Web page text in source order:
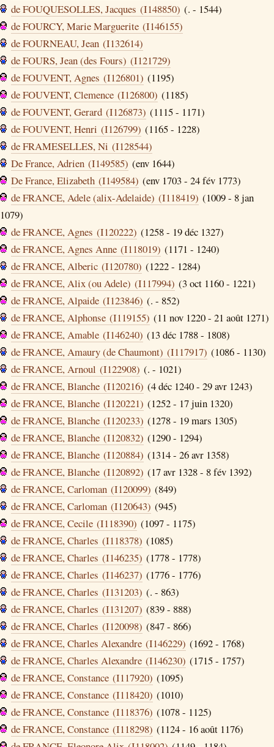
de FOUQUESOLLES, Jacques (I148850) (. - 1544)
de FOURCY, Marie Marguerite (I146155)
de FOURNEAU, Jean (I132614)
de FOURS, Jean (des Fours) (I121729)
de FOUVENT, Agnes (I126801) (1195)
de FOUVENT, Clemence (I126800) (1185)
de FOUVENT, Gerard (I126873) (1115 - 1171)
de FOUVENT, Henri (I126799) (1165 - 1228)
de FRAMESELLES, Ni (I128544)
De France, Adrien (I149585) (env 1644)
De France, Elizabeth (I149584) (env 1703 - 24 fév 1773)
de FRANCE, Adele (alix-Adelaide) (I118419) (1009 - 8 jan
1079)
de FRANCE, Agnes (I120222) (1258 - 19 déc 1327)
de FRANCE, Agnes Anne (I118019) (1171 - 1240)
de FRANCE, Alberic (I120780) (1222 - 1284)
de FRANCE, Alix (ou Adele) (I117994) (3 oct 1160 - 1221)
de FRANCE, Alpaide (I123846) (. - 852)
de FRANCE, Alphonse (I119155) (11 nov 1220 - 21 août 1271)
de FRANCE, Amable (I146240) (13 déc 1788 - 1808)
de FRANCE, Amaury (de Chaumont) (I117917) (1086 - 1130)
de FRANCE, Arnoul (I122908) (. - 1021)
de FRANCE, Blanche (I120216) (4 déc 1240 - 29 avr 1243)
de FRANCE, Blanche (I120221) (1252 - 17 juin 1320)
de FRANCE, Blanche (I120233) (1278 - 19 mars 1305)
de FRANCE, Blanche (I120832) (1290 - 1294)
de FRANCE, Blanche (I120884) (1314 - 26 avr 1358)
de FRANCE, Blanche (I120892) (17 avr 1328 - 8 fév 1392)
de FRANCE, Carloman (I120099) (849)
de FRANCE, Carloman (I120643) (945)
de FRANCE, Cecile (I118390) (1097 - 1175)
de FRANCE, Charles (I118378) (1085)
de FRANCE, Charles (I146235) (1778 - 1778)
de FRANCE, Charles (I146237) (1776 - 1776)
de FRANCE, Charles (I131203) (. - 863)
de FRANCE, Charles (I131207) (839 - 888)
de FRANCE, Charles (I120098) (847 - 866)
de FRANCE, Charles Alexandre (I146229) (1692 - 1768)
de FRANCE, Charles Alexandre (I146230) (1715 - 1757)
de FRANCE, Constance (I117920) (1095)
de FRANCE, Constance (I118420) (1010)
de FRANCE, Constance (I118376) (1078 - 1125)
de FRANCE, Constance (I118298) (1124 - 16 août 1176)